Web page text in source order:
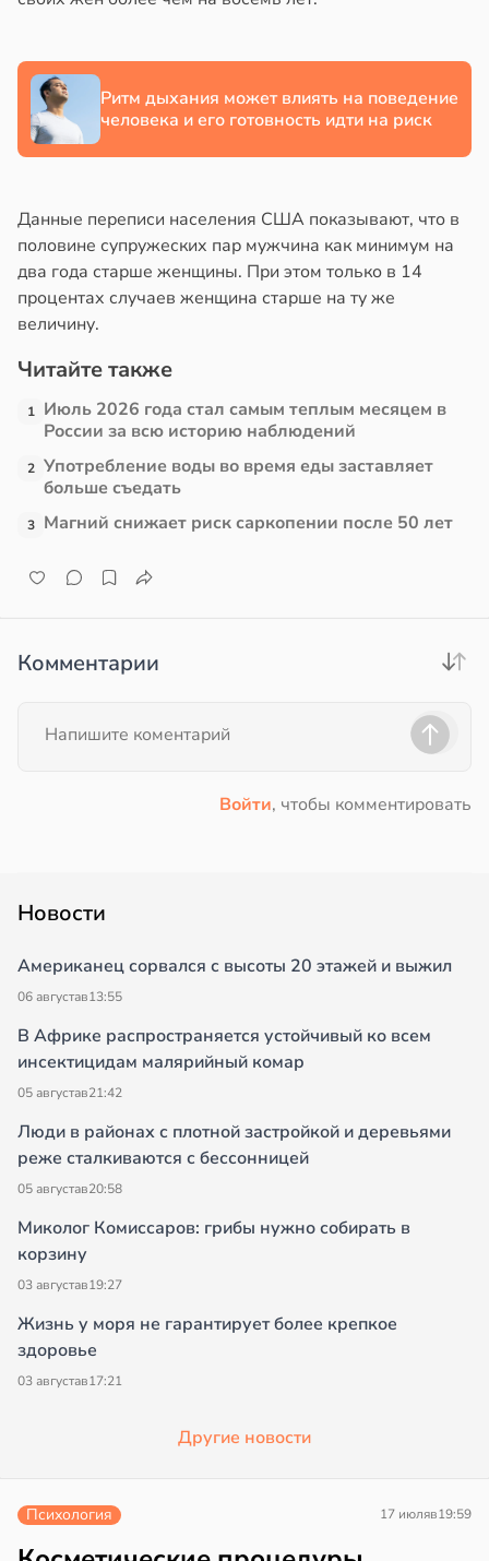
17:21
Ритм дыхания может влиять на поведение
человека и его готовность идти на риск
Данные переписи населения США показывают, что в
половине супружеских пар мужчина как минимум на
два года старше женщины. При этом только в 14
процентах случаев женщина старше на ту же
величину.
Читайте также
1 Июль 2026 года стал самым теплым месяцем в
России за всю историю наблюдений
2 Употребление воды во время еды заставляет
больше съедать
3 Магний снижает риск саркопении после 50 лет
Комментарии
Войти, чтобы комментировать
Новости
Американец сорвался с высоты 20 этажей и выжил
06 августав13:55
В Африке распространяется устойчивый ко всем
инсектицидам малярийный комар
05 августав21:42
Люди в районах с плотной застройкой и деревьями
реже сталкиваются с бессонницей
05 августав20:58
Миколог Комиссаров: грибы нужно собирать в
корзину
03 августав19:27
Жизнь у моря не гарантирует более крепкое
здоровье
03 августав17:21
Другие новости
Психология 17 июляв19:59